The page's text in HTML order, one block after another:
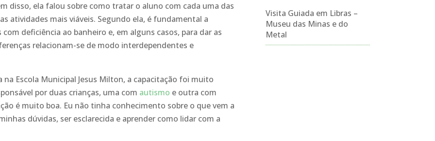
disso, ela falou sobre como tratar o aluno com cada uma das
atividades mais viáveis. Segundo ela, é fundamental a
deficiência ao banheiro e, em alguns casos, para dar as
relacionam-se de modo interdependentes e
na Escola Municipal Jesus Milton, a capacitação foi muito
por duas crianças, uma com autismo e outra com
é muito boa. Eu não tinha conhecimento sobre o que vem a
dúvidas, ser esclarecida e aprender como lidar com a
Visita Guiada em Libras –
Museu das Minas e do
Metal